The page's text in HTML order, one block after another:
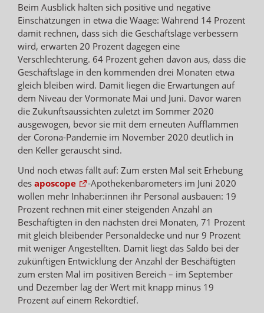
Beim Ausblick halten sich positive und negative
Einschätzungen in etwa die Waage: Während 14 Prozent
damit rechnen, dass sich die Geschäftslage verbessern
wird, erwarten 20 Prozent dagegen eine
Verschlechterung. 64 Prozent gehen davon aus, dass die
Geschäftslage in den kommenden drei Monaten etwa
gleich bleiben wird. Damit liegen die Erwartungen auf
dem Niveau der Vormonate Mai und Juni. Davor waren
die Zukunftsaussichten zuletzt im Sommer 2020
ausgewogen, bevor sie mit dem erneuten Aufflammen
der Corona-Pandemie im November 2020 deutlich in
den Keller gerauscht sind.
Und noch etwas fällt auf: Zum ersten Mal seit Erhebung
des aposcope
-Apothekenbarometers im Juni 2020
wollen mehr Inhaber:innen ihr Personal ausbauen: 19
Prozent rechnen mit einer steigenden Anzahl an
Beschäftigten in den nächsten drei Monaten, 71 Prozent
mit gleich bleibender Personaldecke und nur 9 Prozent
mit weniger Angestellten. Damit liegt das Saldo bei der
zukünftigen Entwicklung der Anzahl der Beschäftigten
zum ersten Mal im positiven Bereich – im September
und Dezember lag der Wert mit knapp minus 19
Prozent auf einem Rekordtief.